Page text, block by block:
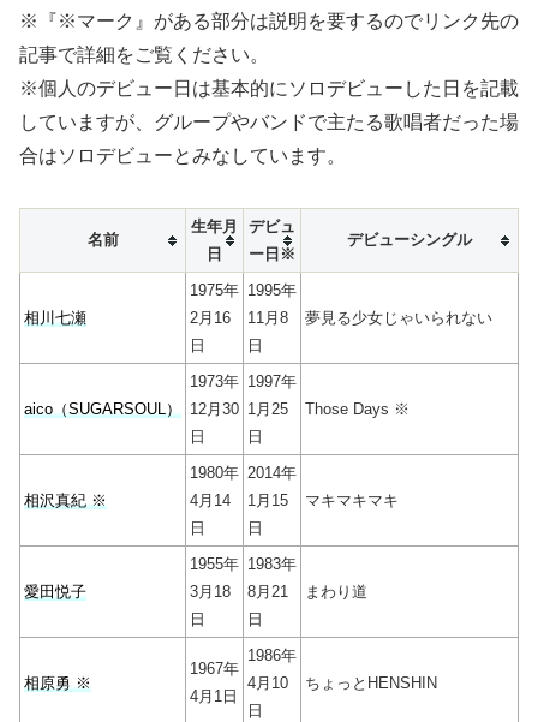
※『※マーク』がある部分は説明を要するのでリンク先の
記事で詳細をご覧ください。
※個人のデビュー日は基本的にソロデビューした日を記載
していますが、グループやバンドで主たる歌唱者だった場
合はソロデビューとみなしています。
名前
生年月
日
デビュ
ー日※
デビューシングル
相川七瀬
1975年
2月16
日
1995年
11月8
日
夢見る少女じゃいられない
aico（SUGARSOUL）
1973年
12月30
日
1997年
1月25
日
Those Days ※
相沢真紀 ※
1980年
4月14
日
2014年
1月15
日
マキマキマキ
愛田悦子
1955年
3月18
日
1983年
8月21
日
まわり道
相原勇 ※
1967年
4月1日
1986年
4月10
日
ちょっとHENSHIN